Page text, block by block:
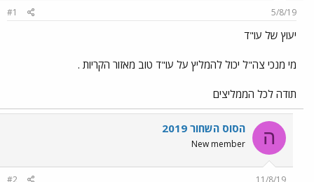
ו
ש
א
ר
5/8/19
#1
יעוץ של עו"ד
מי מנכי צה"ל יכול להמליץ על עו"ד טוב מאזור הקריות .
תודה לכל הממליצים
ה הסוס השחור 2019
New member
11/8/19
#2